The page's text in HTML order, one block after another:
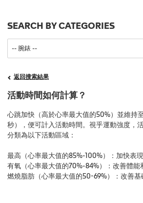
SEARCH BY CATEGORIES
返回搜索結果
活動時間如何計算？
心跳加快（高於心率最大值的50%）並維持
秒），便可計入活動時間。視乎運動強度，
分類為以下活動區域：
最高（心率最大值的85%-100%）：加快表現
有氧（心率最大值的70%-84%）：改善體能
燃燒脂肪（心率最大值的50-69%）：改善基